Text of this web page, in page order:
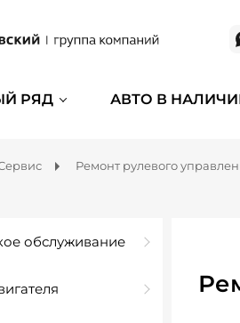
РЯД АВТО В
Ремонт рулевого
обслуживание